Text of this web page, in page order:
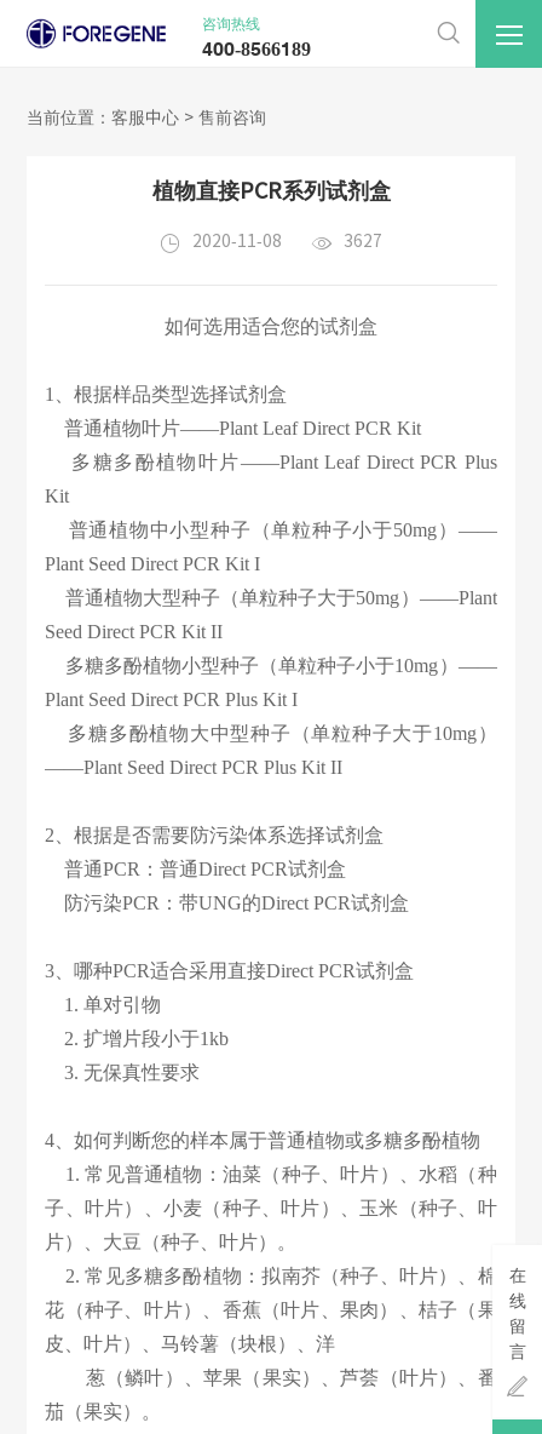
咨询热线
400-8566189

在
线
留
言

当前位置：客服中心 >售前咨询
植物直接PCR系列试剂盒
 2020-11-08  3627
如何选用适合您的试剂盒
1、根据样品类型选择试剂盒
普通植物叶片——Plant Leaf Direct PCR Kit
多糖多酚植物叶片——Plant Leaf Direct PCR Plus
Kit
普通植物中小型种子（单粒种子小于50mg）——
Plant Seed Direct PCR Kit I
普通植物大型种子（单粒种子大于50mg）——Plant
Seed Direct PCR Kit II
多糖多酚植物小型种子（单粒种子小于10mg）——
Plant Seed Direct PCR Plus Kit I
多糖多酚植物大中型种子（单粒种子大于10mg）
——Plant Seed Direct PCR Plus Kit II
2、根据是否需要防污染体系选择试剂盒
普通PCR：普通Direct PCR试剂盒
防污染PCR：带UNG的Direct PCR试剂盒
3、哪种PCR适合采用直接Direct PCR试剂盒
1. 单对引物
2. 扩增片段小于1kb
3. 无保真性要求
4、如何判断您的样本属于普通植物或多糖多酚植物
1. 常见普通植物：油菜（种子、叶片）、水稻（种
子、叶片）、小麦（种子、叶片）、玉米（种子、叶
片）、大豆（种子、叶片）。
2. 常见多糖多酚植物：拟南芥（种子、叶片）、棉
花（种子、叶片）、香蕉（叶片、果肉）、桔子（果
皮、叶片）、马铃薯（块根）、洋
葱（鳞叶）、苹果（果实）、芦荟（叶片）、番
茄（果实）。